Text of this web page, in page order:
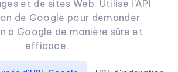
et de sites Web. Utilise l'API
de Google pour demander
à Google de manière sûre et
efficace.